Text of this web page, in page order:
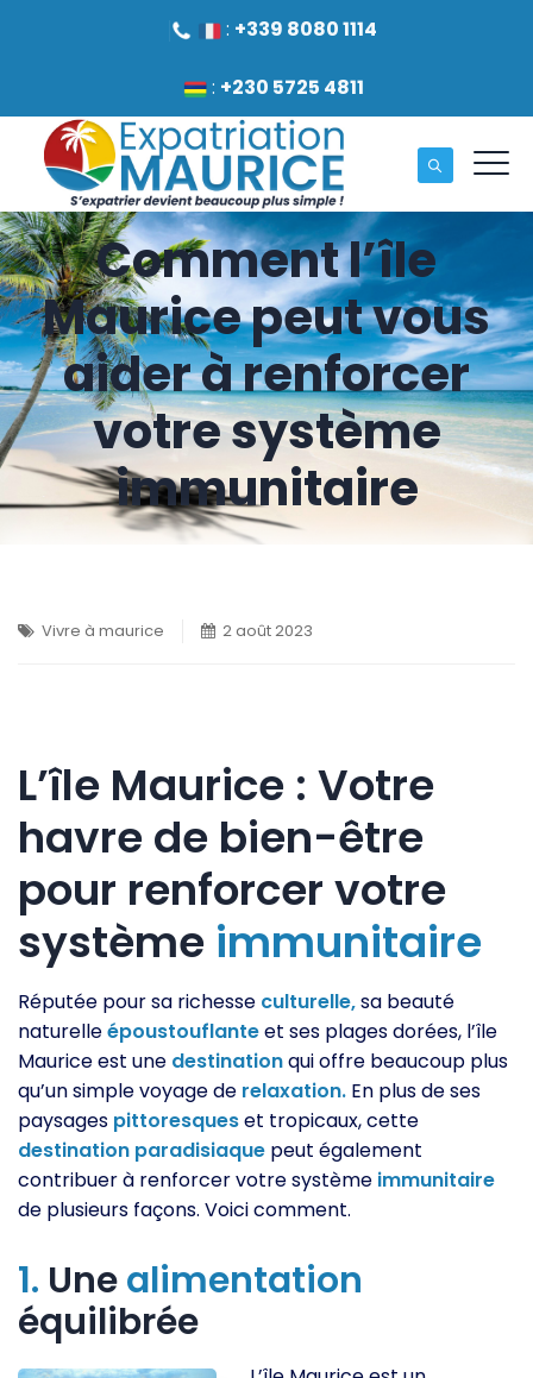
: +339 8080 1114
: +230 5725 4811
Comment l’île
Maurice peut vous
aider à renforcer
votre système
immunitaire
Vivre à maurice 2 août 2023
L’île Maurice : Votre
havre de bien-être
pour renforcer votre
système immunitaire
Réputée pour sa richesse culturelle,sa beauté
naturelleépoustouflanteet ses plages dorées, l’île
Maurice est une destinationqui offre beaucoup plus
qu’un simple voyage de relaxation. En plus de ses
paysages pittoresqueset tropicaux, cette
destination paradisiaque peut également
contribuer à renforcer votre système immunitaire
de plusieurs façons. Voici comment.
1. Unealimentation
équilibrée